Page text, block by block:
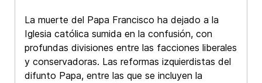
La muerte del Papa Francisco ha dejado a la
Iglesia católica sumida en la confusión, con
profundas divisiones entre las facciones liberales
y conservadoras. Las reformas izquierdistas del
difunto Papa, entre las que se incluyen la